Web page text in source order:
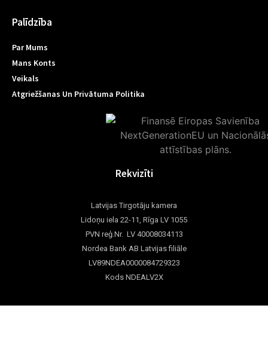
Palīdzība
Par Mums
Mans Konts
Veikals
Atgriežšanas Un Privātuma Politika
Rekvizīti
Latvijas Tirgotāju kamera
Lidoņu iela 22-11, Rīga LV 1055
PVN reģ.Nr. LV 40008034113
Nordea Bank AB Latvijas filiāle
LV89NDEA0000084729323
Kods NDEALV2X